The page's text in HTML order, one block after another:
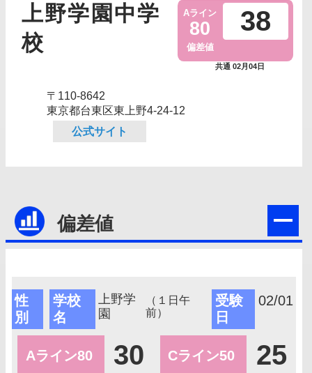
上野学園中学
校
Aライン
80
偏差値
38
共通 02月04日
〒110-8642
東京都台東区東上野4‐24‐12
公式サイト
偏差値
性
別
学校
名
上野学
園
（１日午
前）
受験
日
02/01
Aライン80 30 Cライン50 25